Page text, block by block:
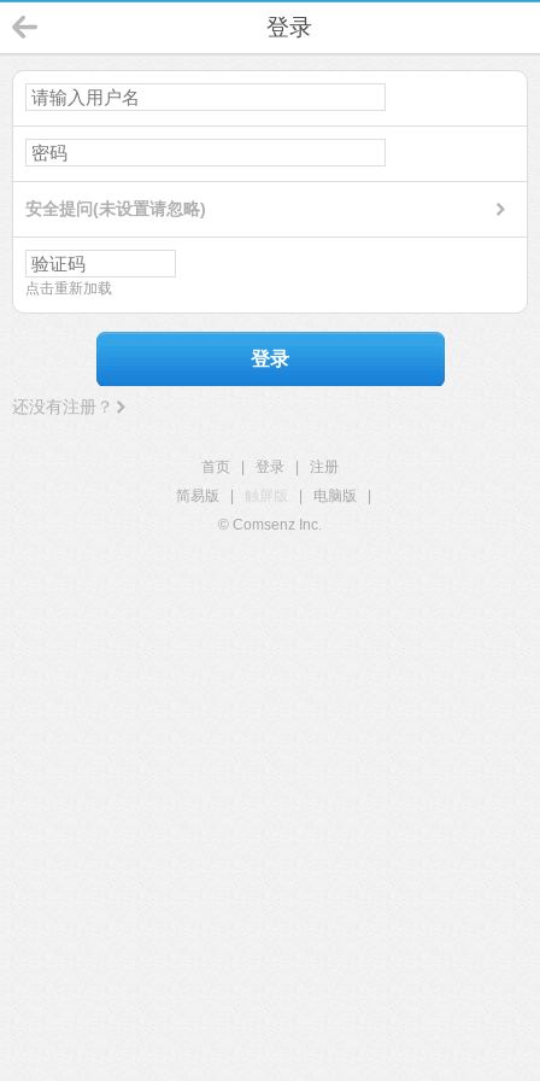
登录
安全提问(未设置请忽略)
点击重新加载
登录
还没有注册？
首页 登录
注册
简易版
触屏版 电脑版
© Comsenz Inc.